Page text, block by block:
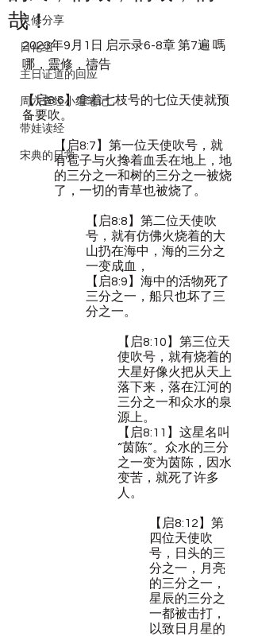
灵修分享
日化组
主日证道的回应
周六查经小组笔记
带娃读经
宋典的日常
哉！
2023年9月1日 启示录6-8章 第7遍 嗎
哪，靈修，禱告
【启8:6】拿着七枝号的七位天使就预
备要吹。
【启8:7】第一位天使吹号，就
有雹子与火搀着血丢在地上，地
的三分之一和树的三分之一被烧
了，一切的青草也被烧了。
【启8:8】第二位天使吹
号，就有仿佛火烧着的大
山扔在海中，海的三分之
一变成血，
【启8:9】海中的活物死了
三分之一，船只也坏了三
分之一。
【启8:10】第三位天
使吹号，就有烧着的
大星好像火把从天上
落下来，落在江河的
三分之一和众水的泉
源上。
【启8:11】这星名叫
“茵陈”。众水的三分
之一变为茵陈，因水
变苦，就死了许多
人。
【启8:12】第
四位天使吹
号，日头的三
分之一，月亮
的三分之一，
星辰的三分之
一都被击打，
以致日月星的